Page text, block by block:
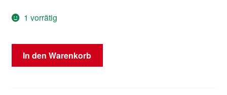
1 vorrätig
BSI
E01-
In den Warenkorb